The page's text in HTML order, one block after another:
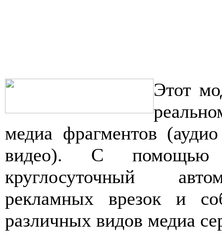
Этот
медиа фрагментов
видео). С помощью
круглосуточный
рекламных врезок и
различных видов медиа